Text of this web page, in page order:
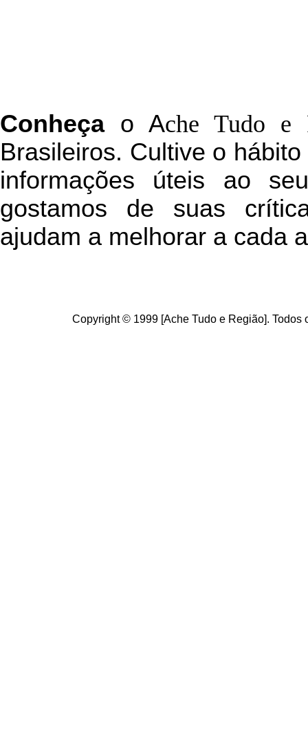
Conheçao Ache Tudo e
Brasileiros. Cultive o
informações úteis ao
gostamos de suas
ajudam a melhorar a cada
Copyright © 1999 [Ache Tudo e Região]. Todos